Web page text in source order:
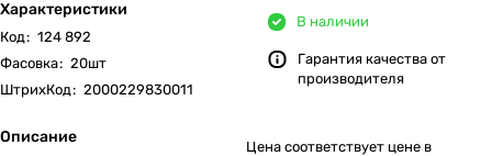
Характеристики
Код: 124 892
Фасовка: 20шт
ШтрихКод: 2000229830011
Описание
В наличии
Гарантия качества от
производителя
Цена соответствует цене в